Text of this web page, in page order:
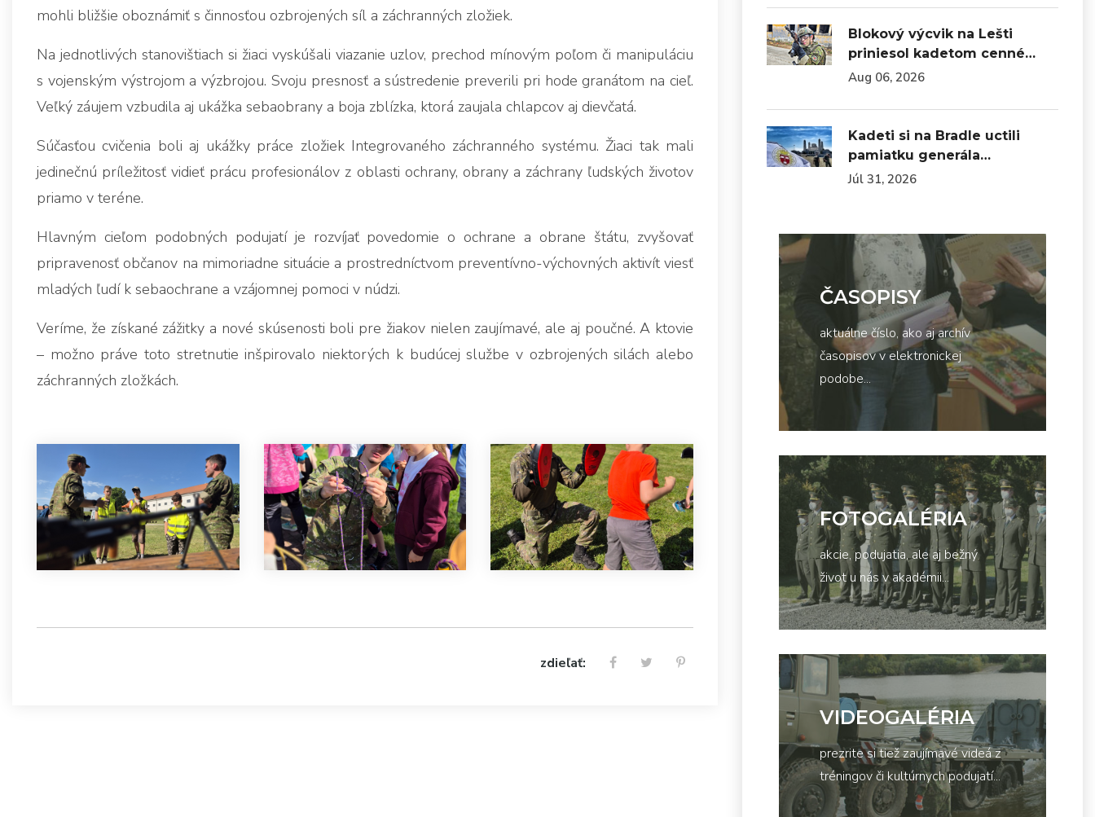
mohli bližšie oboznámiť s činnosťou ozbrojených síl a záchranných zložiek.
Na jednotlivých stanovištiach si žiaci vyskúšali viazanie uzlov, prechod mínovým poľom či manipuláciu
s vojenským výstrojom a výzbrojou. Svoju presnosť a sústredenie preverili pri hode granátom na cieľ.
Veľký záujem vzbudila aj ukážka sebaobrany a boja zblízka, ktorá zaujala chlapcov aj dievčatá.
Súčasťou cvičenia boli aj ukážky práce zložiek Integrovaného záchranného systému. Žiaci tak mali
jedinečnú príležitosť vidieť prácu profesionálov z oblasti ochrany, obrany a záchrany ľudských životov
priamo v teréne.
Hlavným cieľom podobných podujatí je rozvíjať povedomie o ochrane a obrane štátu, zvyšovať
pripravenosť občanov na mimoriadne situácie a prostredníctvom preventívno-výchovných aktivít viesť
mladých ľudí k sebaochrane a vzájomnej pomoci v núdzi.
Veríme, že získané zážitky a nové skúsenosti boli pre žiakov nielen zaujímavé, ale aj poučné. A ktovie
– možno práve toto stretnutie inšpirovalo niektorých k budúcej službe v ozbrojených silách alebo
záchranných zložkách.
zdieľať:
Blokový výcvik na Lešti
priniesol kadetom cenné…
Aug 06, 2026
Kadeti si na Bradle uctili
pamiatku generála…
Júl 31, 2026
ČASOPISY
aktuálne číslo, ako aj archív
časopisov v elektronickej
podobe...
FOTOGALÉRIA
akcie, podujatia, ale aj bežný
život u nás v akadémii...
VIDEOGALÉRIA
prezrite si tiež zaujímavé videá z
tréningov či kultúrnych podujatí...